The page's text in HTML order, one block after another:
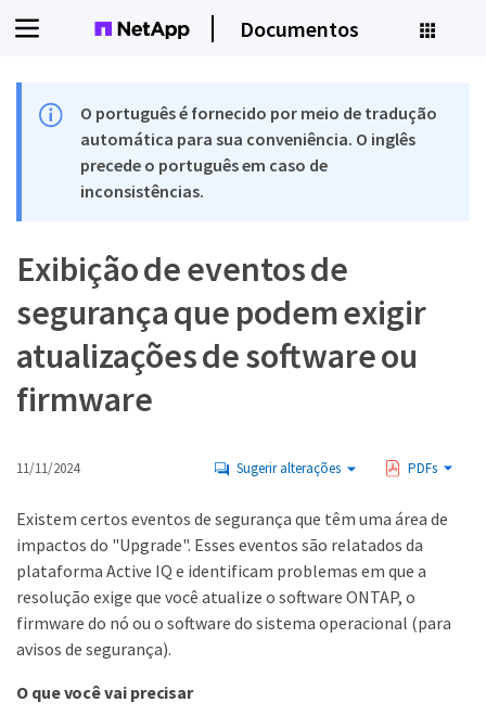
Documentos
O português é fornecido por meio de tradução
automática para sua conveniência. O inglês
precede o português em caso de
inconsistências.
Exibição de eventos de
segurança que podem exigir
atualizações de software ou
firmware
11/11/2024 Sugerir alterações PDFs
Existem certos eventos de segurança que têm uma área de
impactos do "Upgrade". Esses eventos são relatados da
plataforma Active IQ e identificam problemas em que a
resolução exige que você atualize o software ONTAP, o
firmware do nó ou o software do sistema operacional (para
avisos de segurança).
O que você vai precisar